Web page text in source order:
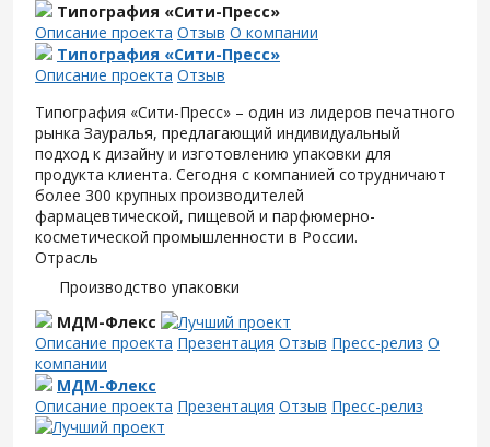
Типография «Сити-Пресс»
Описание проекта Отзыв О компании
Типография «Сити-Пресс»
Описание проекта Отзыв
Типография «Сити-Пресс» – один из лидеров печатного
рынка Зауралья, предлагающий индивидуальный
подход к дизайну и изготовлению упаковки для
продукта клиента. Сегодня с компанией сотрудничают
более 300 крупных производителей
фармацевтической, пищевой и парфюмерно-
косметической промышленности в России.
Отрасль
Производство упаковки
МДМ-Флекс
Описание проекта Презентация Отзыв Пресс-релиз О
компании
МДМ-Флекс
Описание проекта Презентация Отзыв Пресс-релиз